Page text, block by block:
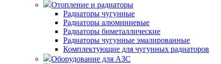
Отопление и радиаторы
Радиаторы чугунные
Радиаторы алюминиевые
Радиаторы биметаллические
Радиаторы чугунные эмалированные
Комплектующие для чугунных радиаторов
Оборудование для АЗС